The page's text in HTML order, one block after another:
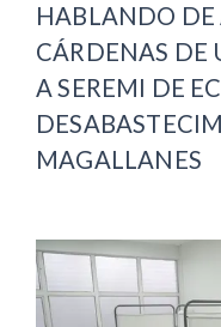
HABLANDO
CÁRDENAS DE
A SEREMI DE
MAGALLANES